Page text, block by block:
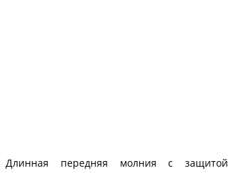
Длинная передняя молния с защитой